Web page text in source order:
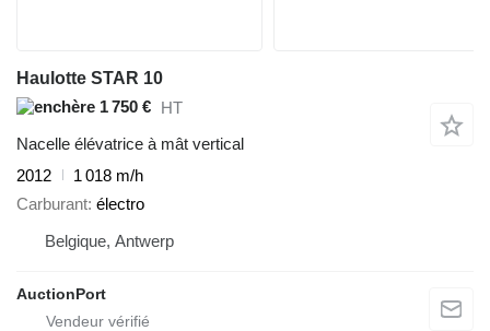
Haulotte STAR 10
1 750 € HT
Nacelle élévatrice à mât vertical
2012
1 018 m/h
Carburant électro
Belgique, Antwerp
AuctionPort